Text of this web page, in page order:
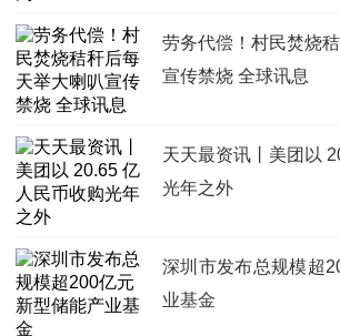
劳务代偿！村民焚烧
宣传禁烧 全球讯息
天天最资讯丨美团以
光年之外
深圳市发布总规模超
业基金